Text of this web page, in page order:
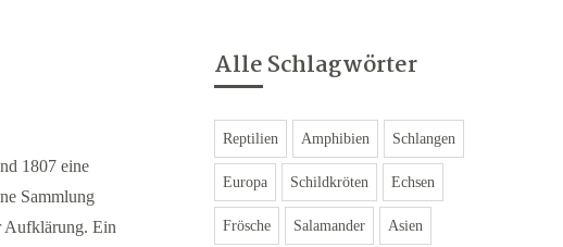
1807 eine
Sammlung
Aufklärung. Ein
Alle Schlagwörter
Reptilien Amphibien Schlangen
Europa Schildkröten Echsen
Frösche Salamander Asien